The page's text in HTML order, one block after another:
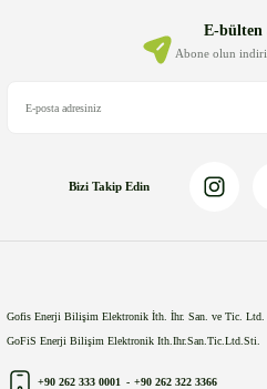
Ürün bilgilerinde hatalar bulunuyor.
Ürün fiyatı diğer sitelerden daha
E-bülten
Abone olun
Bizi Takip Edin
Gofis Enerji Bilişim Elektronik İth. İhr. San. ve Tic. Ltd.
GoFiS Enerji Bilişim Elektronik Ith.Ihr.San.Tic.Ltd.Sti.
+90 262 333 0001 - +90 262 322 3366